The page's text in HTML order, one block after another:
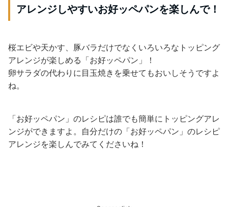
アレンジしやすいお好ッペパンを楽しんで！
桜エビや天かす、豚バラだけでなくいろいろなトッピング
アレンジが楽しめる「お好ッペパン」！
卵サラダの代わりに目玉焼きを乗せてもおいしそうですよ
ね。
「お好ッペパン」のレシピは誰でも簡単にトッピングアレ
ンジができますよ。自分だけの「お好ッペパン」のレシピ
アレンジを楽しんでみてくださいね！